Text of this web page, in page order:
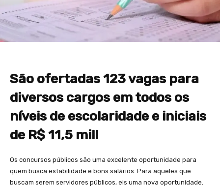
São ofertadas 123 vagas para
diversos cargos em todos os
níveis de escolaridade e iniciais
de R$ 11,5 mil!
Os concursos públicos são uma excelente oportunidade para
quem busca estabilidade e bons salários. Para aqueles que
buscam serem servidores públicos, eis uma nova oportunidade.